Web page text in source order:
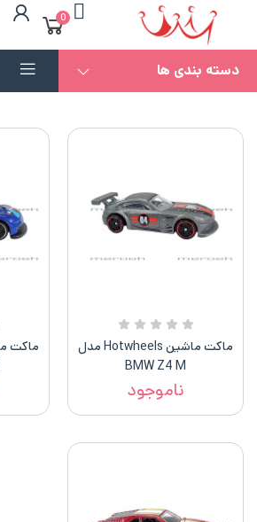
0
دسته بندی ها
ماکت ماشین Hotwheels مدل
BMW Z4 M
ناموجود